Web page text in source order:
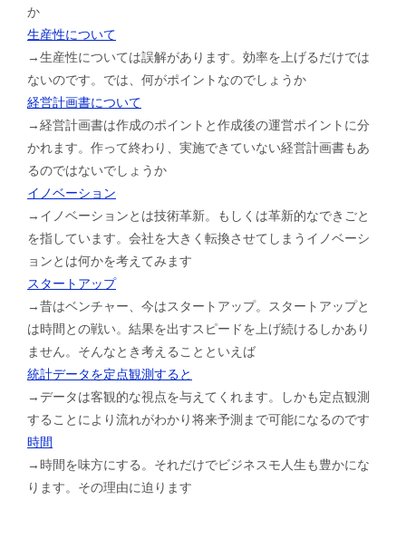
か
生産性について
→生産性については誤解があります。効率を上げるだけでは
ないのです。では、何がポイントなのでしょうか
経営計画書について
→経営計画書は作成のポイントと作成後の運営ポイントに分
かれます。作って終わり、実施できていない経営計画書もあ
るのではないでしょうか
イノベーション
→イノベーションとは技術革新。もしくは革新的なできごと
を指しています。会社を大きく転換させてしまうイノベーシ
ョンとは何かを考えてみます
スタートアップ
→昔はベンチャー、今はスタートアップ。スタートアップと
は時間との戦い。結果を出すスピードを上げ続けるしかあり
ません。そんなとき考えることといえば
統計データを定点観測すると
→データは客観的な視点を与えてくれます。しかも定点観測
することにより流れがわかり将来予測まで可能になるのです
時間
→時間を味方にする。それだけでビジネスモ人生も豊かにな
ります。その理由に迫ります